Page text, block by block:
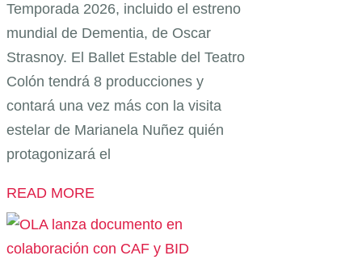
Temporada 2026, incluido el estreno
mundial de Dementia, de Oscar
Strasnoy. El Ballet Estable del Teatro
Colón tendrá 8 producciones y
contará una vez más con la visita
estelar de Marianela Nuñez quién
protagonizará el
READ MORE